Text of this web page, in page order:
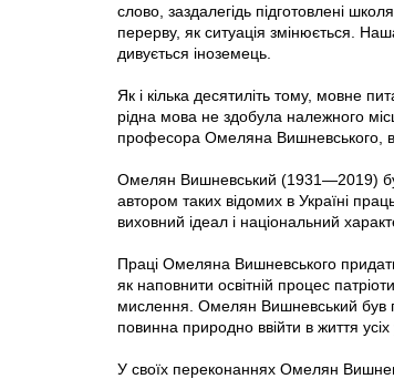
слово, заздалегідь підготовлені
перерву, як ситуація змінюється.
дивується іноземець.
Як і кілька десятиліть тому, мовне
рідна мова не здобула належного
професора Омеляна Вишневського, в
Омелян Вишневський (1931—2019)
автором таких відомих в Україні
виховний ідеал і національний
Праці Омеляна Вишневського
як наповнити освітній процес
мислення. Омелян Вишневський був
повинна природно ввійти в життя
У своїх переконаннях Омелян